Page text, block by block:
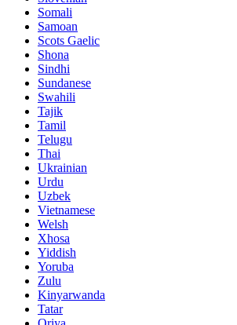
Somali
Samoan
Scots Gaelic
Shona
Sindhi
Sundanese
Swahili
Tajik
Tamil
Telugu
Thai
Ukrainian
Urdu
Uzbek
Vietnamese
Welsh
Xhosa
Yiddish
Yoruba
Zulu
Kinyarwanda
Tatar